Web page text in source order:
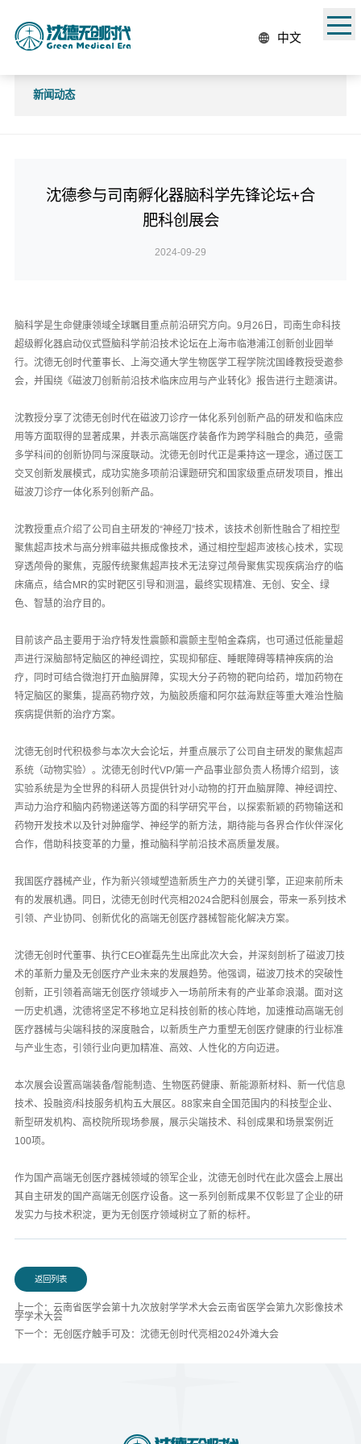
中文
新闻动态
沈德参与司南孵化器脑科学先锋论坛+合
肥科创展会
2024-09-29
脑科学是生命健康领域全球瞩目重点前沿研究方向。9月26日，司南生命科技
超级孵化器启动仪式暨脑科学前沿技术论坛在上海市临港浦江创新创业园举
行。沈德无创时代董事长、上海交通大学生物医学工程学院沈国峰教授受邀参
会，并围绕《磁波刀创新前沿技术临床应用与产业转化》报告进行主题演讲。
沈教授分享了沈德无创时代在磁波刀诊疗一体化系列创新产品的研发和临床应
用等方面取得的显著成果，并表示高端医疗装备作为跨学科融合的典范，亟需
多学科间的创新协同与深度联动。沈德无创时代正是秉持这一理念，通过医工
交叉创新发展模式，成功实施多项前沿课题研究和国家级重点研发项目，推出
磁波刀诊疗一体化系列创新产品。
沈教授重点介绍了公司自主研发的“神经刀”技术，该技术创新性融合了相控型
聚焦超声技术与高分辨率磁共振成像技术，通过相控型超声波核心技术，实现
穿透颅骨的聚焦，克服传统聚焦超声技术无法穿过颅骨聚焦实现疾病治疗的临
床痛点，结合MR的实时靶区引导和测温，最终实现精准、无创、安全、绿
色、智慧的治疗目的。
目前该产品主要用于治疗特发性震颤和震颤主型帕金森病，也可通过低能量超
声进行深脑部特定脑区的神经调控，实现抑郁症、睡眠障碍等精神疾病的治
疗，同时可结合微泡打开血脑屏障，实现大分子药物的靶向给药，增加药物在
特定脑区的聚集，提高药物疗效，为脑胶质瘤和阿尔兹海默症等重大难治性脑
疾病提供新的治疗方案。
沈德无创时代积极参与本次大会论坛，并重点展示了公司自主研发的聚焦超声
系统（动物实验）。沈德无创时代VP/第一产品事业部负责人杨博介绍到，该
实验系统是为全世界的科研人员提供针对小动物的打开血脑屏障、神经调控、
声动力治疗和脑内药物递送等方面的科学研究平台，以探索新颖的药物输送和
药物开发技术以及针对肿瘤学、神经学的新方法，期待能与各界合作伙伴深化
合作，借助科技变革的力量，推动脑科学前沿技术高质量发展。
我国医疗器械产业，作为新兴领域塑造新质生产力的关键引擎，正迎来前所未
有的发展机遇。同日，沈德无创时代亮相2024合肥科创展会，带来一系列技术
引领、产业协同、创新优化的高端无创医疗器械智能化解决方案。
沈德无创时代董事、执行CEO崔磊先生出席此次大会，并深刻剖析了磁波刀技
术的革新力量及无创医疗产业未来的发展趋势。他强调，磁波刀技术的突破性
创新，正引领着高端无创医疗领域步入一场前所未有的产业革命浪潮。面对这
一历史机遇，沈德将坚定不移地立足科技创新的核心阵地，加速推动高端无创
医疗器械与尖端科技的深度融合，以新质生产力重塑无创医疗健康的行业标准
与产业生态，引领行业向更加精准、高效、人性化的方向迈进。
本次展会设置高端装备/智能制造、生物医药健康、新能源新材料、新一代信息
技术、投融资/科技服务机构五大展区。88家来自全国范围内的科技型企业、
新型研发机构、高校院所现场参展，展示尖端技术、科创成果和场景案例近
100项。
作为国产高端无创医疗器械领域的领军企业，沈德无创时代在此次盛会上展出
其自主研发的国产高端无创医疗设备。这一系列创新成果不仅彰显了企业的研
发实力与技术积淀，更为无创医疗领域树立了新的标杆。
返回列表
上一个：云南省医学会第十九次放射学学术大会云南省医学会第九次影像技术
学学术大会
下一个：无创医疗触手可及：沈德无创时代亮相2024外滩大会